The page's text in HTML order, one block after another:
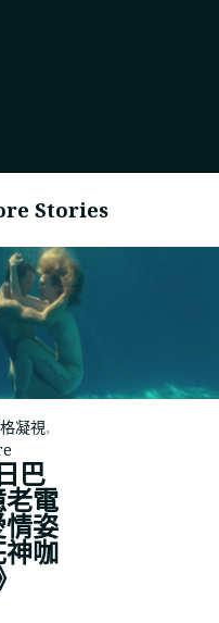
Stories
凝視,
巴
電
姿
咖
作，請 email 至